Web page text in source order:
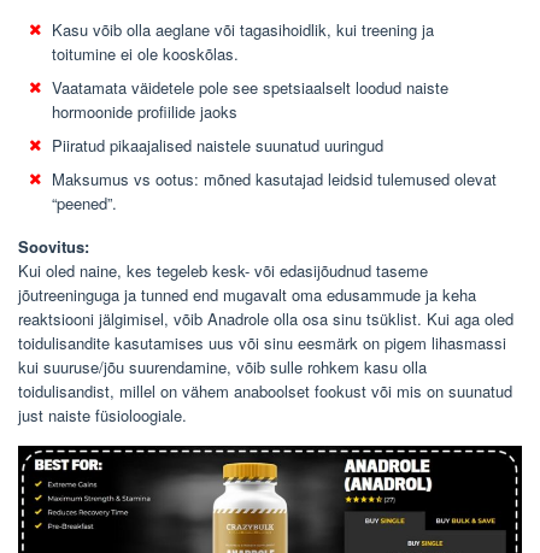
Kasu võib olla aeglane või tagasihoidlik, kui treening ja
toitumine ei ole kooskõlas.
Vaatamata väidetele pole see spetsiaalselt loodud naiste
hormoonide profiilide jaoks
Piiratud pikaajalised naistele suunatud uuringud
Maksumus vs ootus: mõned kasutajad leidsid tulemused olevat
“peened”.
Soovitus:
Kui oled naine, kes tegeleb kesk- või edasijõudnud taseme
jõutreeninguga ja tunned end mugavalt oma edusammude ja keha
reaktsiooni jälgimisel, võib Anadrole olla osa sinu tsüklist. Kui aga oled
toidulisandite kasutamises uus või sinu eesmärk on pigem lihasmassi
kui suuruse/jõu suurendamine, võib sulle rohkem kasu olla
toidulisandist, millel on vähem anaboolset fookust või mis on suunatud
just naiste füsioloogiale.